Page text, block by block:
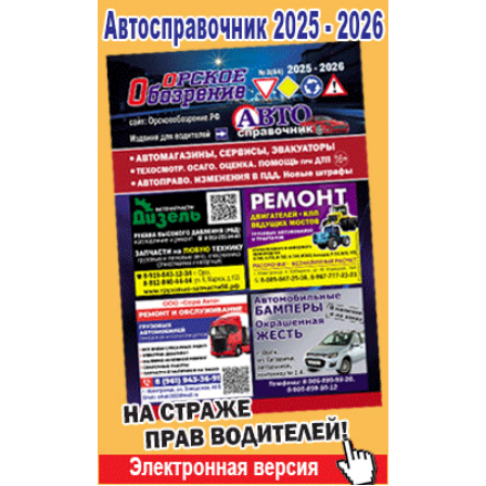
Строительство и ремонт
Авто и мото
Рестораны, кафе, бары
Развлечения и отдых
Спорт Фитнес
Недвижимость
Красота Косметология
Телекоммуникации и связь
Торговля
Бизнес и финансы
Юристы, Экспертиза, Страхование
Ремонт
Социальные организации
Это интересно
Администрация
Популярное →
Строительство и ремонт